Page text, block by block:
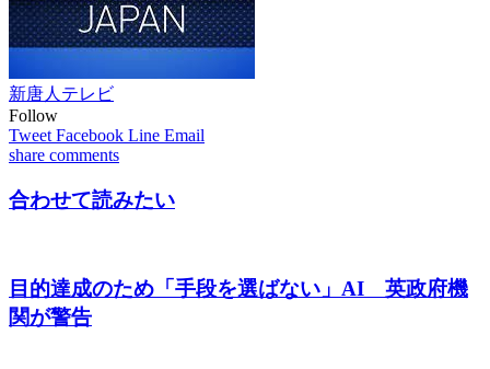
新唐人テレビ
Follow
Tweet Facebook Line Email
share comments
合わせて読みたい
目的達成のため「手段を選ばない」AI 英政府機
関が警告